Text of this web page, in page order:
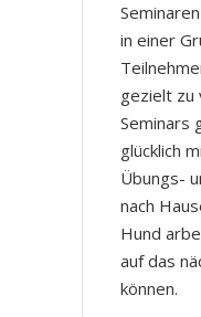
in einer
gezielt zu
Seminars
glücklich
Übungs-
nach
Hund
auf das
können.